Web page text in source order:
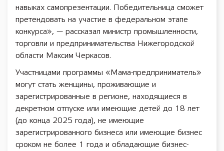
навыках самопрезентации. Победительница сможет
претендовать на участие в федеральном этапе
конкурса», — рассказал министр промышленности,
торговли и предпринимательства Нижегородской
области Максим Черкасов.
Участницами программы «Мама-предприниматель»
могут стать женщины, проживающие и
зарегистрированные в регионе, находящиеся в
декретном отпуске или имеющие детей до 18 лет
(до конца 2025 года), не имеющие
зарегистрированного бизнеса или имеющие бизнес
сроком не более 1 года и обладающие бизнес-